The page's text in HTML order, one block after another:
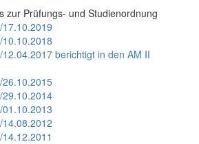
zur Prüfungs- und Studienordnung
berichtigt in den AM II
26.10.2015
29.10.2014